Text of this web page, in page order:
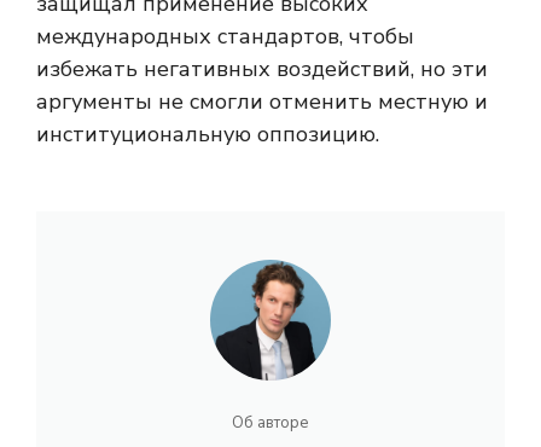
международных стандартов, чтобы
избежать негативных воздействий, но эти
аргументы не смогли отменить местную и
институциональную оппозицию.
Об авторе